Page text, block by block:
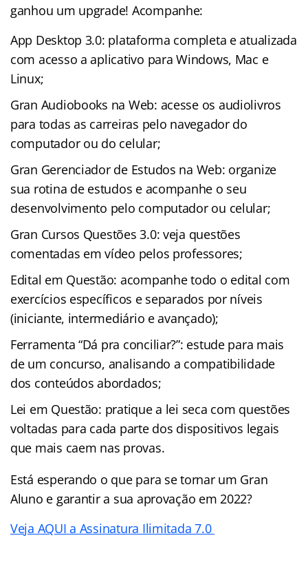
ganhou um upgrade! Acompanhe:
App Desktop 3.0: plataforma completa e atualizada
com acesso a aplicativo para Windows, Mac e
Linux;
Gran Audiobooks na Web: acesse os audiolivros
para todas as carreiras pelo navegador do
computador ou do celular;
Gran Gerenciador de Estudos na Web: organize
sua rotina de estudos e acompanhe o seu
desenvolvimento pelo computador ou celular;
Gran Cursos Questões 3.0: veja questões
comentadas em vídeo pelos professores;
Edital em Questão: acompanhe todo o edital com
exercícios específicos e separados por níveis
(iniciante, intermediário e avançado);
Ferramenta “Dá pra conciliar?”: estude para mais
de um concurso, analisando a compatibilidade
dos conteúdos abordados;
Lei em Questão: pratique a lei seca com questões
voltadas para cada parte dos dispositivos legais
que mais caem nas provas.
Está esperando o que para se tornar um Gran
Aluno e garantir a sua aprovação em 2022?
Veja AQUI a Assinatura Ilimitada 7.0